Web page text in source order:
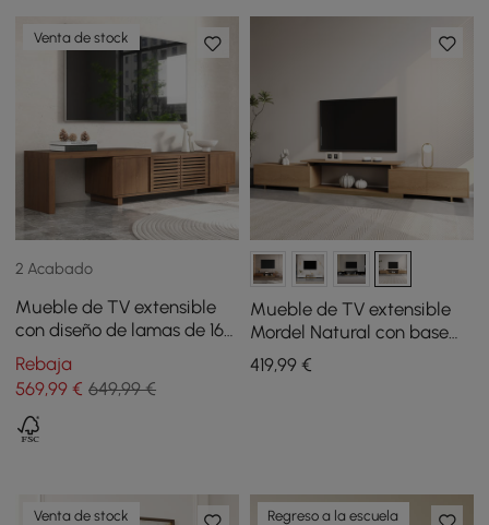
Venta de stock
2 Acabado
Mueble de TV extensible
con diseño de lamas de 160
cm a 210 cm en color nogal
Rebaja
569,99 € 649,99 €
Mueble de TV extensible
Mordel Natural con base
dorada y almacenamiento
(160 cm-241 cm)
419,99€
Venta de stock Regreso a la escuela